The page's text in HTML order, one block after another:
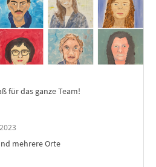
für das ganze Team!
mehrere Orte